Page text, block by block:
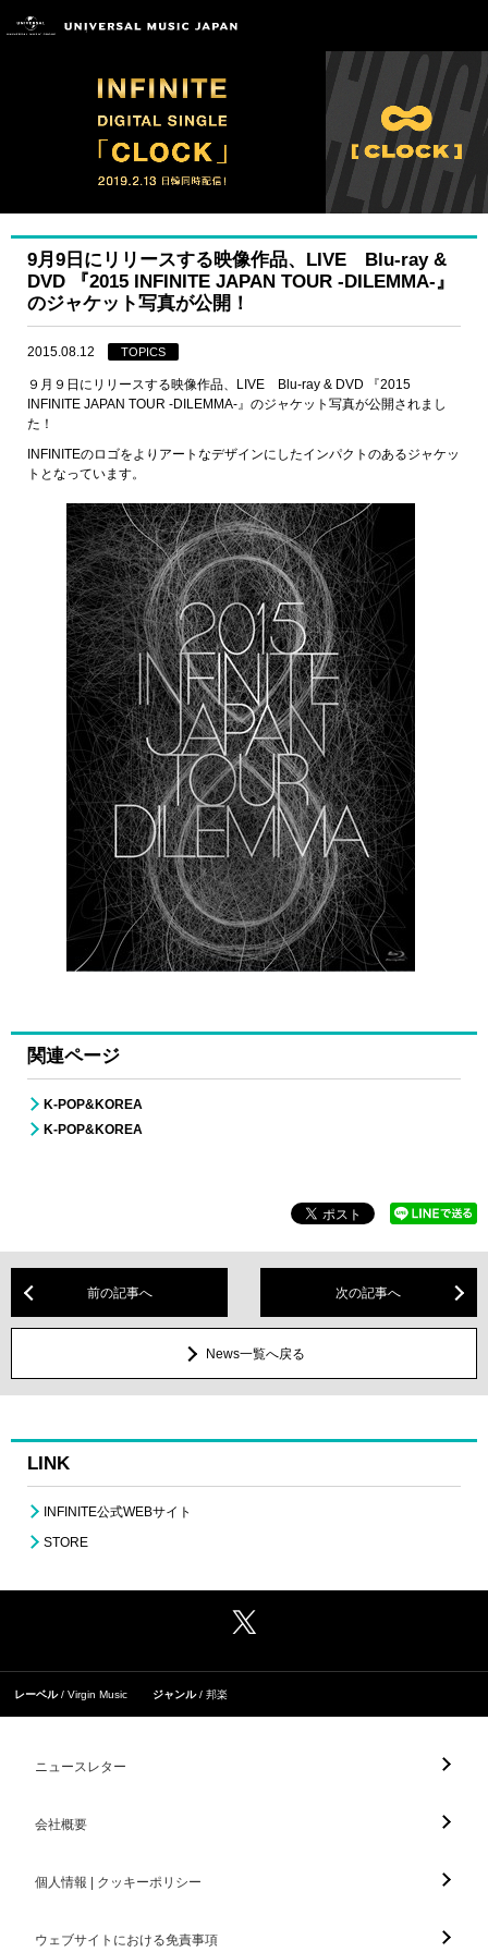
9月9日にリリースする映像作品、LIVE Blu-ray &
DVD 『2015 INFINITE JAPAN TOUR -DILEMMA-』
のジャケット写真が公開！
2015.08.12 TOPICS
９月９日にリリースする映像作品、LIVE Blu-ray & DVD 『2015
INFINITE JAPAN TOUR -DILEMMA-』のジャケット写真が公開されまし
た！
INFINITEのロゴをよりアートなデザインにしたインパクトのあるジャケッ
トとなっています。
関連ページ
K-POP&KOREA
K-POP&KOREA
前の記事へ 次の記事へ
News一覧へ戻る
LINK
INFINITE公式WEBサイト
STORE
レーベル Virgin Music ジャンル 邦楽
ニュースレター
会社概要
個人情報 | クッキーポリシー
ウェブサイトにおける免責事項